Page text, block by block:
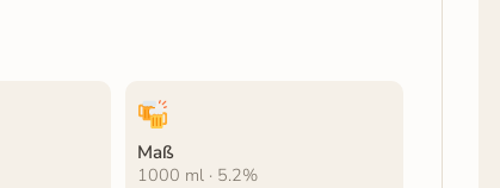
Maß
1000 ml · 5.2%